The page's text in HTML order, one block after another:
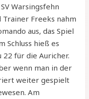
Warsingsfehn
Freeks nahm
aus, das Spiel
Schluss hieß es
22 für die Auricher.
wenn man in der
weiter gespielt
Am